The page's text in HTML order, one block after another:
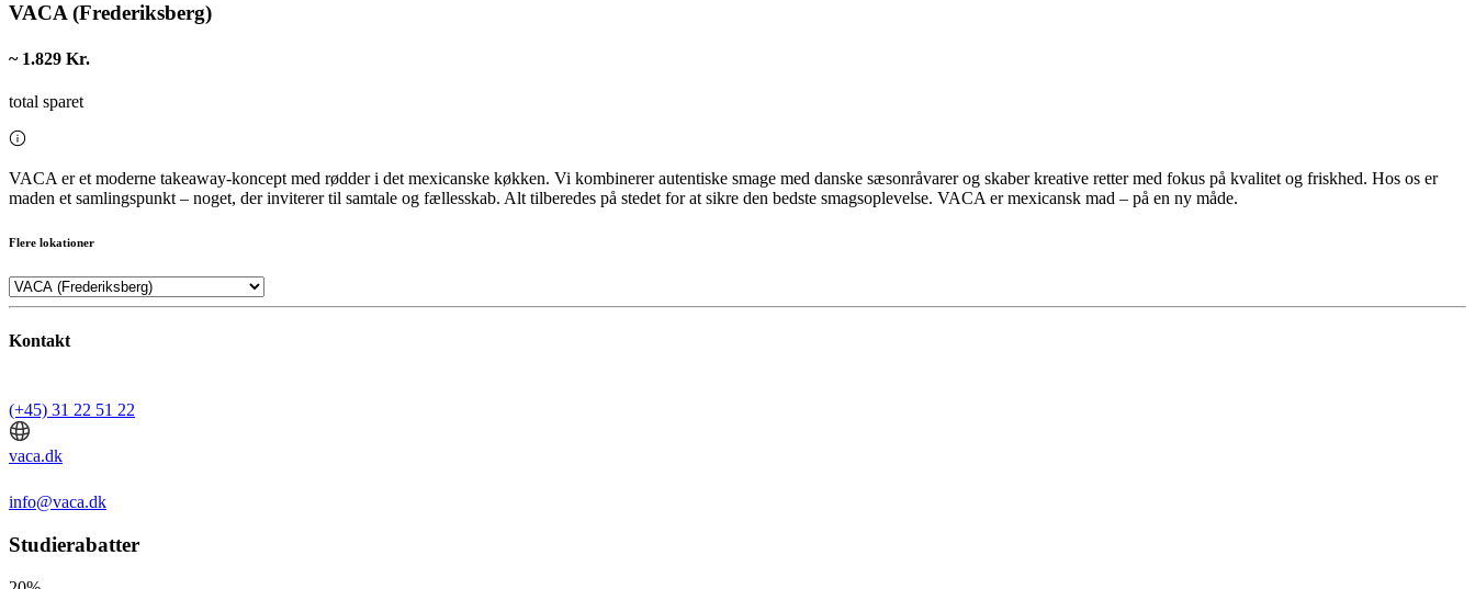
VACA (Frederiksberg)
~ 1.829 Kr.
total sparet
VACA er et moderne takeaway-koncept med rødder i det mexicanske køkken. Vi kombinerer autentiske smage med danske sæsonråvarer og skaber kreative retter med fokus på kvalitet og friskhed. Hos os er
maden et samlingspunkt – noget, der inviterer til samtale og fællesskab. Alt tilberedes på stedet for at sikre den bedste smagsoplevelse. VACA er mexicansk mad – på en ny måde.
Flere lokationer
Kontakt
(+45) 31 22 51 22
vaca.dk
info@vaca.dk
Studierabatter